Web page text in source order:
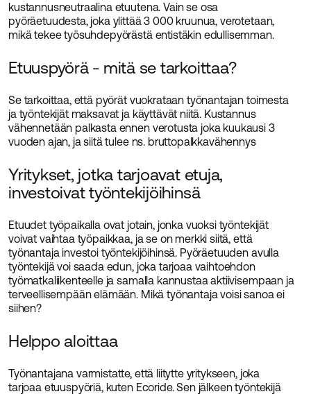
kustannusneutraalina etuutena. Vain se osa
pyöräetuudesta, joka ylittää 3 000 kruunua, verotetaan,
mikä tekee työsuhdepyörästä entistäkin edullisemman.
Etuuspyörä - mitä se tarkoittaa?
Se tarkoittaa, että pyörät vuokrataan työnantajan toimesta
ja työntekijät maksavat ja käyttävät niitä. Kustannus
vähennetään palkasta ennen verotusta joka kuukausi 3
vuoden ajan, ja siitä tulee ns. bruttopalkkavähennys
Yritykset, jotka tarjoavat etuja,
investoivat työntekijöihinsä
Etuudet työpaikalla ovat jotain, jonka vuoksi työntekijät
voivat vaihtaa työpaikkaa, ja se on merkki siitä, että
työnantaja investoi työntekijöihinsä. Pyöräetuuden avulla
työntekijä voi saada edun, joka tarjoaa vaihtoehdon
työmatkaliikenteelle ja samalla kannustaa aktiivisempaan ja
terveellisempään elämään. Mikä työnantaja voisi sanoa ei
siihen?
Helppo aloittaa
Työnantajana varmistatte, että liitytte yritykseen, joka
tarjoaa etuuspyöriä, kuten Ecoride. Sen jälkeen työntekijä